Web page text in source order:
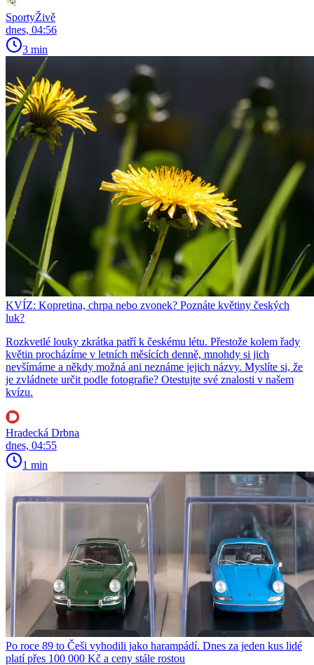
SportyŽivě
dnes, 04:56
3 min
KVÍZ: Kopretina, chrpa nebo zvonek? Poznáte květiny českých
luk?
Rozkvetlé louky zkrátka patří k českému létu. Přestože kolem řady
květin procházíme v letních měsících denně, mnohdy si jich
nevšímáme a někdy možná ani neznáme jejich názvy. Myslíte si, že
je zvládnete určit podle fotografie? Otestujte své znalosti v našem
kvízu.
Hradecká Drbna
dnes, 04:55
1 min
Po roce 89 to Češi vyhodili jako harampádí. Dnes za jeden kus lidé
platí přes 100 000 Kč a ceny stále rostou